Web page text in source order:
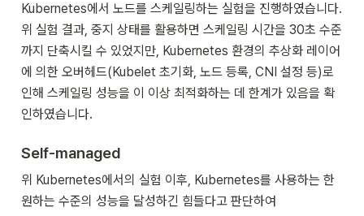
Kubernetes에서 노드를 스케일링하는 실험을 진행하였습니다.
위 실험 결과, 중지 상태를 활용하면 스케일링 시간을 30초 수준
까지 단축시킬 수 있었지만, Kubernetes 환경의 추상화 레이어
에 의한 오버헤드(Kubelet 초기화, 노드 등록, CNI 설정 등)로
인해 스케일링 성능을 이 이상 최적화하는 데 한계가 있음을 확
인하였습니다.
Self-managed
위 Kubernetes에서의 실험 이후, Kubernetes를 사용하는 한
원하는 수준의 성능을 달성하긴 힘들다고 판단하여